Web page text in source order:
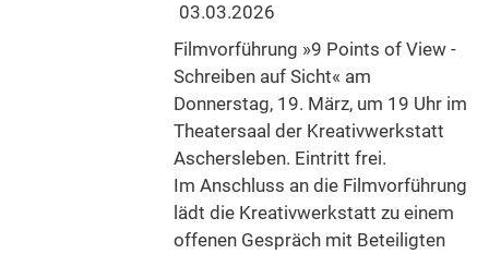
03.03.2026
Filmvorführung »9 Points of View -
Schreiben auf Sicht« am
Donnerstag, 19. März, um 19 Uhr im
Theatersaal der Kreativwerkstatt
Aschersleben. Eintritt frei.
Im Anschluss an die Filmvorführung
lädt die Kreativwerkstatt zu einem
offenen Gespräch mit Beteiligten